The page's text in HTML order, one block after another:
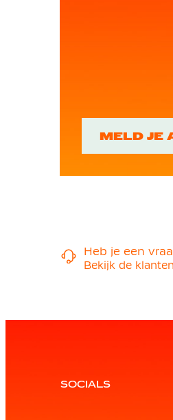
MELD JE
Heb je een
Bekijk de
SOCIALS